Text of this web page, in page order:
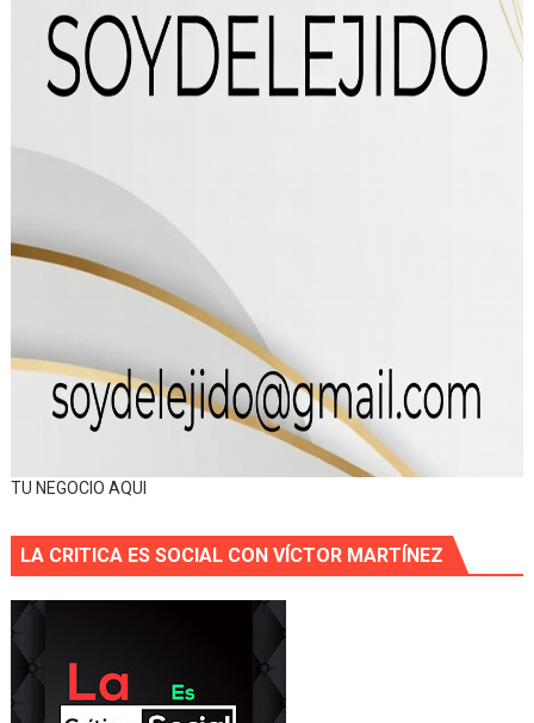
TU NEGOCIO AQUI
LA CRITICA ES SOCIAL CON VÍCTOR MARTÍNEZ